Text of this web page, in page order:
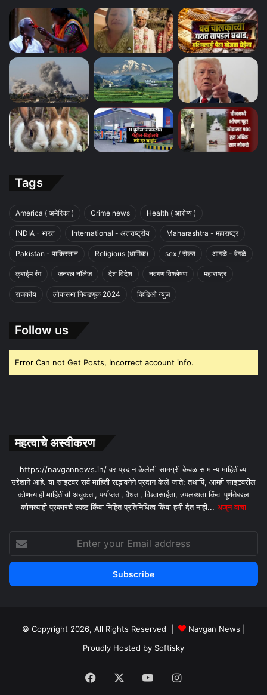
Tags
America ( अमेरिका ) Crime news Health ( आरोग्य )
INDIA - भारत International - अंतराष्ट्रीय Maharashtra - महाराष्ट्र
Pakistan - पाकिस्तान Religious (धार्मिक) sex / सेक्स आगळे - वेगळे
क्राईम रंग जनरल नॉलेज देश विदेश नवगण विश्लेषण महाराष्ट्र
राजकीय लोकसभा निवडणूक 2024 व्हिडिओ न्युज
Follow us
Error Can not Get Posts, Incorrect account info.
महत्वाचे अस्वीकरण
https://navgannews.in/ वर प्रदान केलेली सामग्री केवळ सामान्य माहितीच्या
उद्देशाने आहे. या साइटवर सर्व माहिती सद्भावनेने प्रदान केले जाते; तथापि, आम्ही साइटवरील
कोणत्याही माहितीची अचूकता, पर्याप्तता, वैधता, विश्वासार्हता, उपलब्धता किंवा पूर्णतेबद्दल
कोणत्याही प्रकारचे स्पष्ट किंवा निहित प्रतिनिधित्व किंवा हमी देत ​​नाही... अजून वाचा
your
Email
© Copyright 2026, All Rights Reserved | Navgan News
Proudly Hosted by Softisky
Facebook YouTubeInstagram